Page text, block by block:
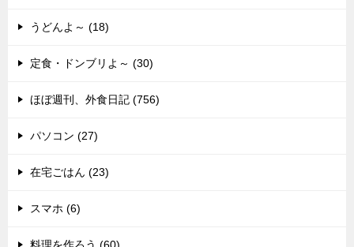
うどんよ～ (18)
定食・ドンブリよ～ (30)
ほぼ週刊、外食日記 (756)
パソコン (27)
在宅ごはん (23)
スマホ (6)